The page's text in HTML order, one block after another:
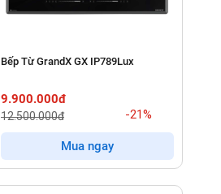
Bếp Từ GrandX GX IP789Lux
9.900.000đ
12.500.000đ -21%
Mua ngay